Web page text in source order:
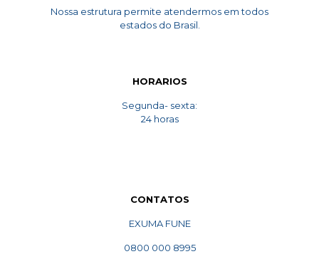
Nossa estrutura permite atendermos em todos
estados do Brasil.
HORARIOS
Segunda- sexta:
24 horas
CONTATOS
EXUMA FUNE
0800 000 8995